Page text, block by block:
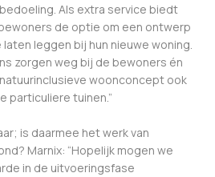
Als extra service biedt
de optie om een ontwerp
leggen bij hun nieuwe woning.
zorgen weg bij de bewoners én
woonconcept ook
particuliere tuinen.”
is daarmee het werk van
Marnix: “Hopelijk mogen we
in de uitvoeringsfase